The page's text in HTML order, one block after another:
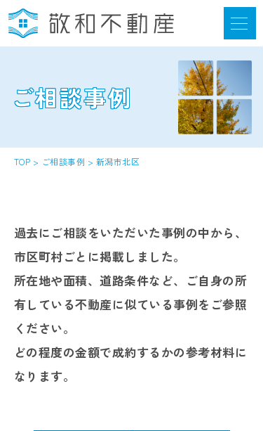
選ばれる6つの強み
お客様の声
サポートの流れ
はじめてのかたへ 情報紙のご案内
ご相談事例
TOP > ご相談事例 > 新潟市北区
過去にご相談をいただいた事例の中から、
市区町村ごとに掲載しました。
所在地や面積、道路条件など、ご自身の所
有している不動産に似ている事例をご参照
ください。
どの程度の金額で成約するかの参考材料に
なります。